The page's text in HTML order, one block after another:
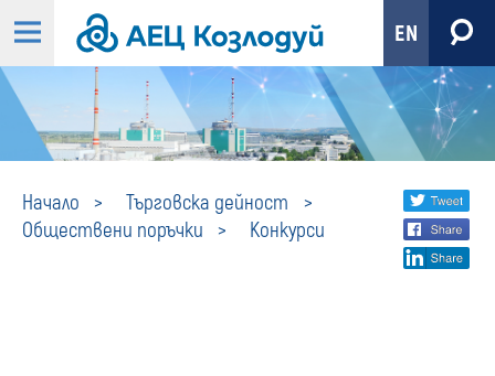
EN
Начало
Търговска дейност
Обществени поръчки
Конкурси
Конкурси
Share
social